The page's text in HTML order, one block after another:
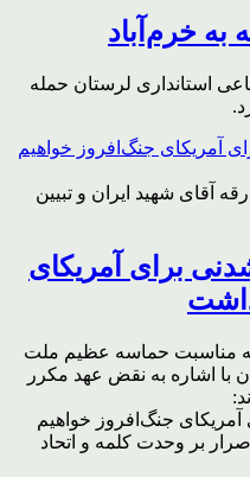
خرم‌آباد
استانداری لرستان حمله
آقای شهید ایران و تبیین
برای آمریکای
به مناسبت حماسه عظیم ملت
با اشاره به نقض عهد مکرر
جنگ‌افروز خواهیم
بر وحدت کلمه و اتحاد